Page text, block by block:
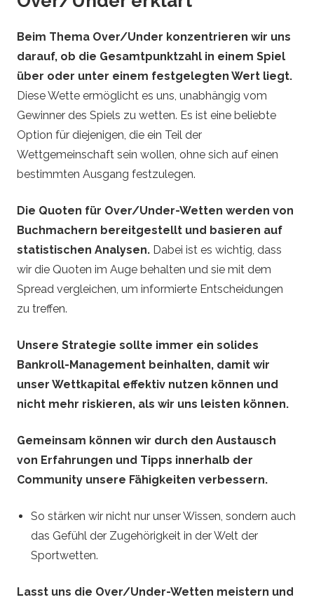
Beim Thema Over/Under konzentrieren wir uns
darauf, ob die Gesamtpunktzahl in einem Spiel
über oder unter einem festgelegten Wert liegt.
Diese Wette ermöglicht es uns, unabhängig vom
Gewinner des Spiels zu wetten. Es ist eine beliebte
Option für diejenigen, die ein Teil der
Wettgemeinschaft sein wollen, ohne sich auf einen
bestimmten Ausgang festzulegen.
Die Quoten für Over/Under-Wetten werden von
Buchmachern bereitgestellt und basieren auf
statistischen Analysen. Dabei ist es wichtig, dass
wir die Quoten im Auge behalten und sie mit dem
Spread vergleichen, um informierte Entscheidungen
zu treffen.
Unsere Strategie sollte immer ein solides
Bankroll-Management beinhalten, damit wir
unser Wettkapital effektiv nutzen können und
nicht mehr riskieren, als wir uns leisten können.
Gemeinsam können wir durch den Austausch
von Erfahrungen und Tipps innerhalb der
Community unsere Fähigkeiten verbessern.
So stärken wir nicht nur unser Wissen, sondern auch
das Gefühl der Zugehörigkeit in der Welt der
Sportwetten.
Lasst uns die Over/Under-Wetten meistern und